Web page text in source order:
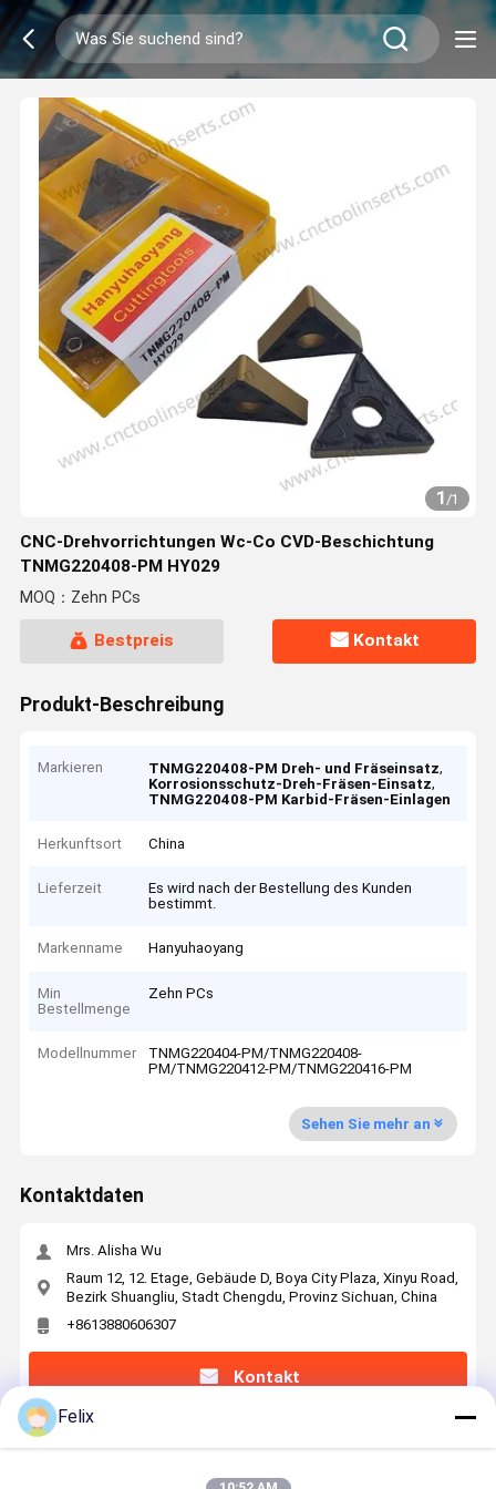
1/1
CNC-Drehvorrichtungen Wc-Co CVD-Beschichtung
TNMG220408-PM HY029
MOQ：Zehn PCs
Bestpreis Kontakt
Produkt-Beschreibung
Markieren TNMG220408-PM Dreh- und Fräseinsatz,
Korrosionsschutz-Dreh-Fräsen-Einsatz,
TNMG220408-PM Karbid-Fräsen-Einlagen
Herkunftsort China
Lieferzeit
Es wird nach der Bestellung des Kunden
bestimmt.
Markenname Hanyuhaoyang
Min
Bestellmenge
Zehn PCs
Modellnummer
TNMG220404-PM/TNMG220408-
PM/TNMG220412-PM/TNMG220416-PM
Sehen Sie mehr an
Kontaktdaten
Mrs. Alisha Wu
Raum 12, 12. Etage, Gebäude D, Boya City Plaza, Xinyu Road,
Bezirk Shuangliu, Stadt Chengdu, Provinz Sichuan, China
+8613880606307
Kontakt
Erhalten Sie Den Besten Preis Für
Felix